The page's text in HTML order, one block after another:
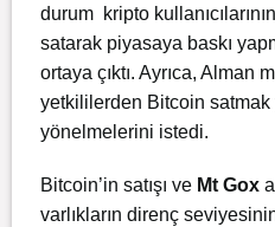
durum kripto
satarak piyasaya baskı
ortaya çıktı. Ayrıca, Alman
yetkililerden Bitcoin satmak
yönelmelerini istedi.
Bitcoin’in satışı ve Mt Gox
varlıkların direnç